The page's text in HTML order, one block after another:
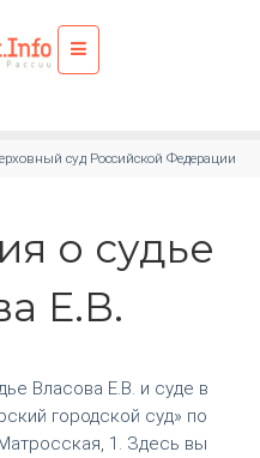
суд Российской Федерации
о судье
Е.В.
Власова Е.В. и суде в
городской суд» по
Матросская, 1. Здесь вы